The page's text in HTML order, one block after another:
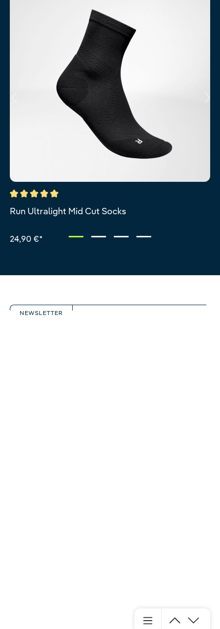
Durchschnittliche Bewertung von 5 von 5 Sternen
Run Ultralight Mid Cut Socks
24,90 €*
NEWSLETTER